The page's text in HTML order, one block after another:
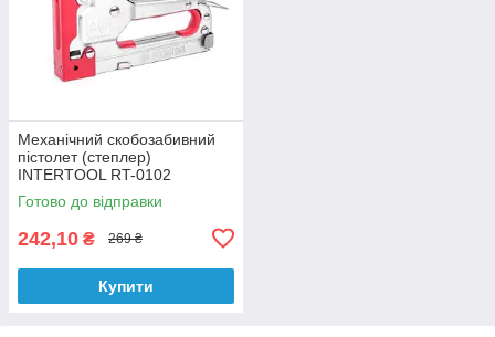
Механічний скобозабивний
пістолет (степлер)
INTERTOOL RT-0102
Готово до відправки
242,10 ₴ 269 ₴
Купити